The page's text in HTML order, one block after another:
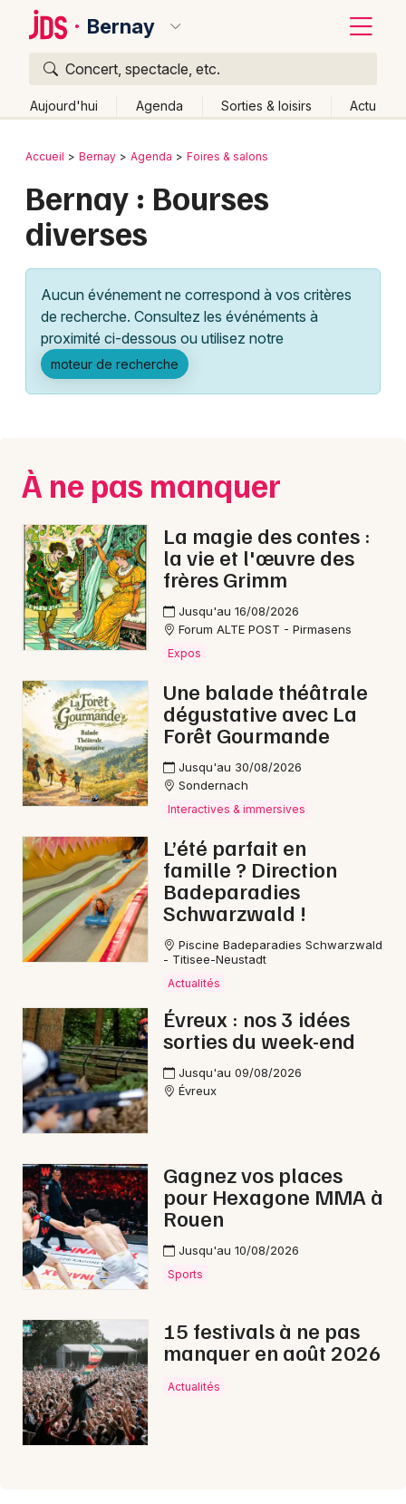
Bernay
Concert, spectacle, etc.
Aujourd'hui Agenda Sorties & loisirs Actu
Publier un événement
Grands événements
Activité & Expérience
Manifestations
Foires & salons
Concerts
Sports
Soirées
Sorties famille
Sorties & loisirs
Bourses dans l' Eure
Bourses en Haute-Normandie
Bourses en Normandie
Newsletter des sorties
Artistes en tournée
Actus à Bernay
Magazine à Bernay
27 - Eure
Choisir mes départements
Mon email
Bordeaux
Colmar
Lille
Lyon
Marseille
Mulhouse
Nice
Paris
Strasbourg
Toulouse
Toutes les villes
Retour
Accueil Bernay Agenda Foires & salons
Bernay : Bourses
diverses
Aucun événement ne correspond à vos critères
de recherche. Consultez les événéments à
proximité ci-dessous ou utilisez notre
moteur de recherche
À ne pas manquer
La magie des contes :
la vie et l'œuvre des
frères Grimm
Jusqu'au 16/08/2026
Forum ALTE POST - Pirmasens
Expos
Une balade théâtrale
dégustative avec La
Forêt Gourmande
Jusqu'au 30/08/2026
Sondernach
Interactives & immersives
L’été parfait en
famille ? Direction
Badeparadies
Schwarzwald !
Piscine Badeparadies Schwarzwald
- Titisee-Neustadt
Actualités
Évreux : nos 3 idées
sorties du week-end
Jusqu'au 09/08/2026
Évreux
Gagnez vos places
pour Hexagone MMA à
Rouen
Jusqu'au 10/08/2026
Sports
15 festivals à ne pas
manquer en août 2026
Actualités
Quoi ?
Où ?
Partout
Près de moi Changer de lieu
Quand ?
Aujourd'hui
Demain Ce week-end Autre